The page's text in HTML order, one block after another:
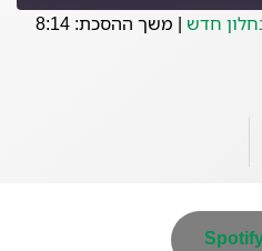
חדש | משך ההסכת: 8:14